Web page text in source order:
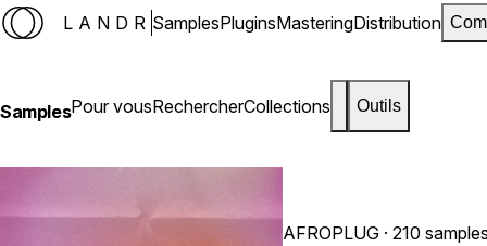
LANDR SamplesPluginsMasteringDistribution
SamplesPour vousRechercherCollections Outils
AFROPLUG · 210